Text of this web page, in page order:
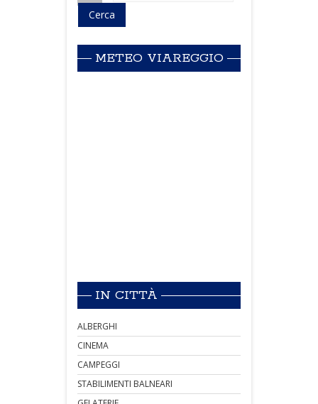
METEO VIAREGGIO
IN CITTÀ
ALBERGHI
CINEMA
CAMPEGGI
STABILIMENTI BALNEARI